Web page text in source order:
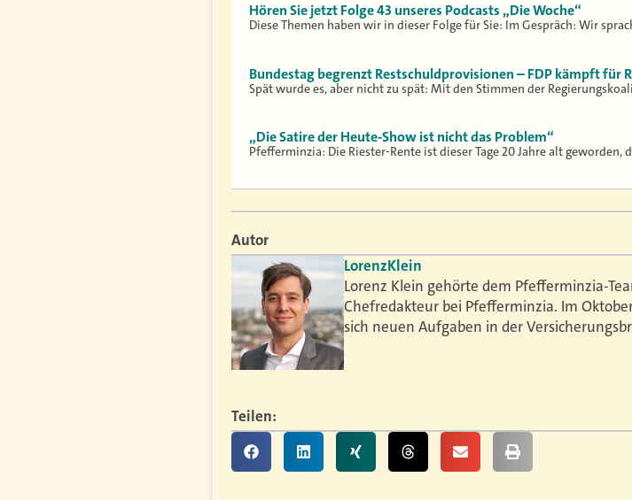
Hören Sie jetzt Folge 43 unseres Podcasts „Die Woche“
Diese Themen haben wir in dieser Folge für Sie: Im Gespräch: Wir
Bundestag begrenzt Restschuldprovisionen – FDP kämpft für
Spät wurde es, aber nicht zu spät: Mit den Stimmen der
„Die Satire der Heute-Show ist nicht das Problem“
Pfefferminzia: Die Riester-Rente ist dieser Tage 20 Jahre alt geworden,
Autor
LorenzKlein
Lorenz Klein gehörte dem Pfefferminzia-
Chefredakteur bei Pfefferminzia. Im
sich neuen Aufgaben in der
Teilen: